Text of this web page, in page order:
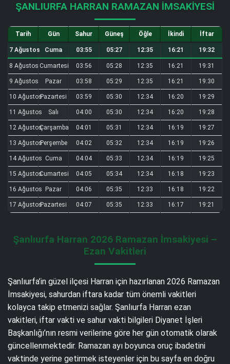
ŞANLIURFA HARRAN RAMAZAN İMSAKIYESI
Tarih Gün Sahur Güneş Öğle İkindi İftar
7 Ağustos Cuma 03:55 05:27 12:35 16:21 19:32
8 Ağustos Cumartesi 03:56 05:28 12:35 16:21 19:31
9 Ağustos Pazar 03:58 05:29 12:35 16:21 19:30
10 AğustosPazartesi 03:59 05:30 12:34 16:20 19:29
11 Ağustos Salı 04:00 05:30 12:34 16:20 19:28
12 AğustosÇarşamba 04:01 05:31 12:34 16:19 19:27
13 AğustosPerşembe 04:02 05:32 12:34 16:19 19:26
14 Ağustos Cuma 04:04 05:33 12:34 16:19 19:25
15 AğustosCumartesi 04:05 05:34 12:34 16:18 19:23
16 Ağustos Pazar 04:06 05:35 12:33 16:18 19:22
17 AğustosPazartesi 04:07 05:35 12:33 16:17 19:21
Şanlıurfa Harran 2026 Ramazan İmsakiyesi –
Ezan Vakitleri
Şanlıurfa’in güzel ilçesi Harran için hazırlanan 2026 Ramazan
İmsakiyesi, sahurdan iftara kadar tüm önemli vakitleri
kolayca takip etmenizi sağlar. Şanlıurfa Harran ezan
vakitleri, iftar vakti ve sahur vakti bilgileri Diyanet İşleri
Başkanlığı’nın resmi verilerine göre her gün otomatik olarak
güncellenmektedir. Ramazan ayı boyunca oruç ibadetini
vaktinde yerine getirmek isteyenler için bu sayfa en doğru